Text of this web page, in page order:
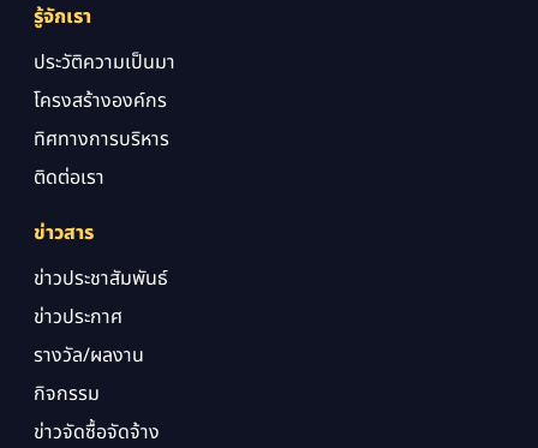
รู้จักเรา
ประวัติความเป็นมา
โครงสร้างองค์กร
ทิศทางการบริหาร
ติดต่อเรา
ข่าวสาร
ข่าวประชาสัมพันธ์
ข่าวประกาศ
รางวัล/ผลงาน
กิจกรรม
ข่าวจัดซื้อจัดจ้าง